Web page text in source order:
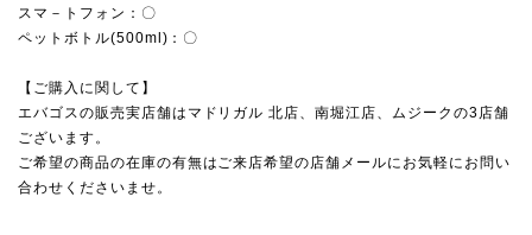
スマ－トフォン：〇
ペットボトル(500ml)：〇
【ご購入に関して】
エバゴスの販売実店舗は マドリガル 北店 、南堀江店 ムジーク の3店舗
ございます。
ご希望の商品の在庫の有無はご来店希望の店舗メールにお気軽にお問い
合わせくださいませ。